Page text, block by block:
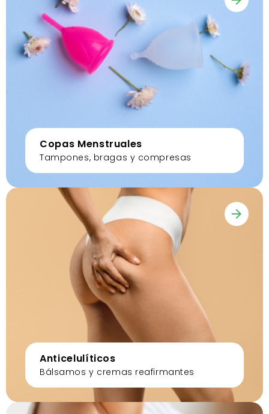
Copas Menstruales
Tampones, bragas y compresas
Anticelulíticos
Bálsamos y cremas reafirmantes